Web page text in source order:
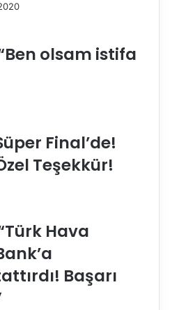
olsam istifa
Final’de!
Teşekkür!
Hava
Başarı